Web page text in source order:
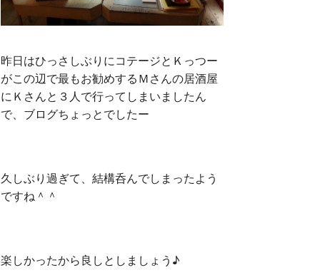
b
o
t
e
r
昨日はひっさしぶりにコテージとＫっつー
がこの辺で最もお勧めするＭさんの居酒屋
にＫさんと３人で行ってしまいましたん
で、ブログちょっとでしたー
久しぶり過ぎて、結構呑んでしまったよう
ですね＾＾
楽しかったから良しとしましょう♪